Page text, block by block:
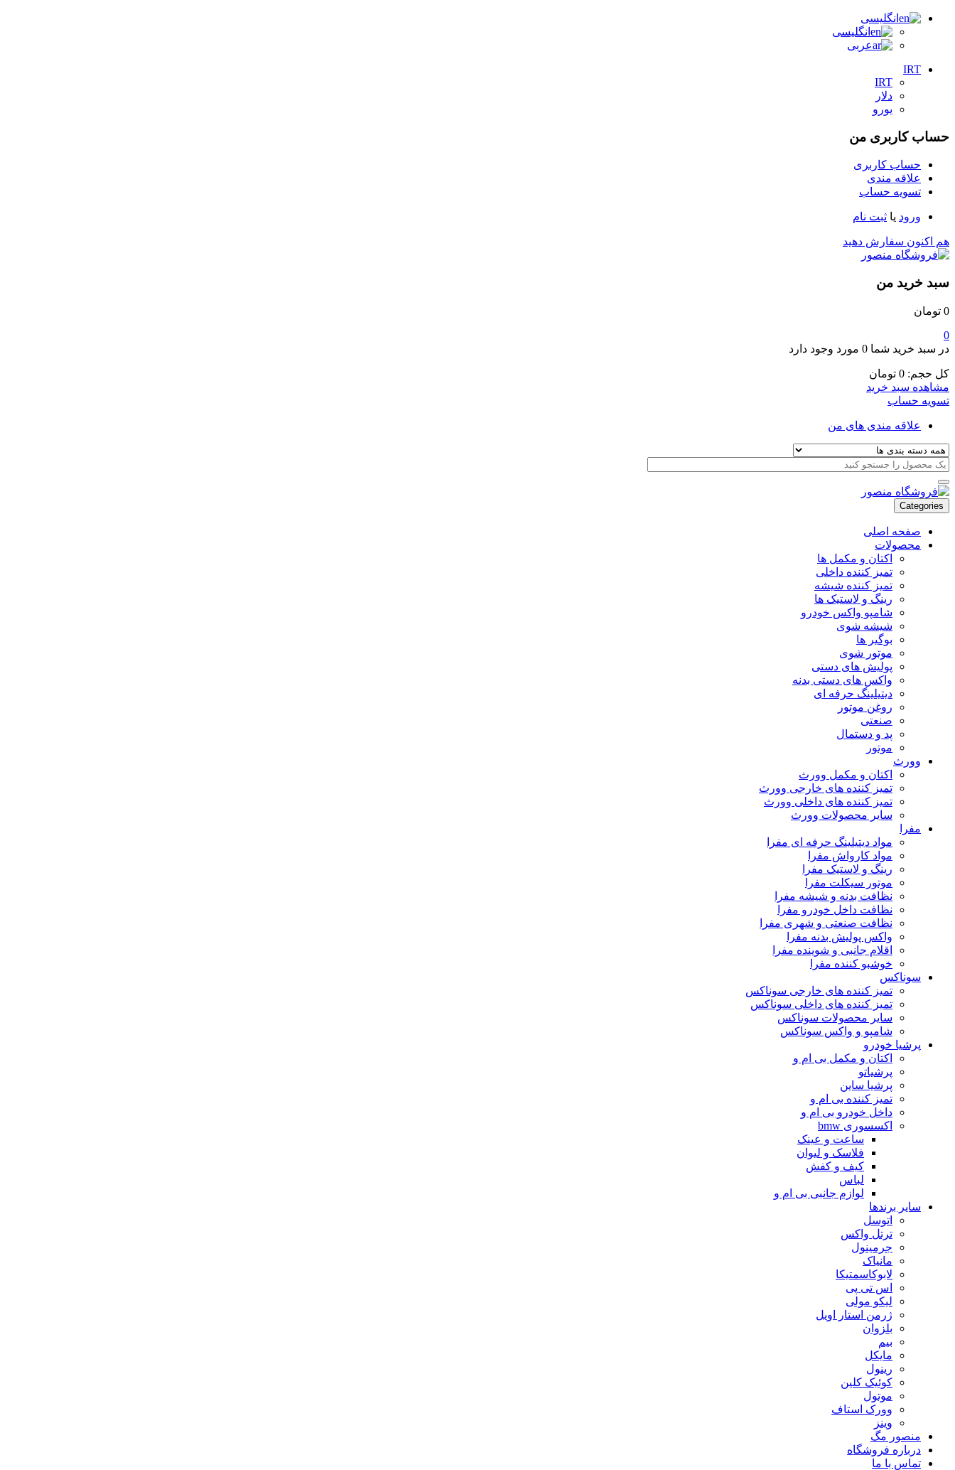
انگلیسی
انگلیسی
عربی
IRT
IRT
دلار
یورو
حساب کاربری من
حساب کاربری
علاقه مندی
تسویه حساب
ورود یا ثبت نام
هم اکنون سفارش دهید
سبد خرید من
0 تومان
0
در سبد خرید شما 0 مورد وجود دارد
کل حجم: 0 تومان
مشاهده سبد خرید
تسویه حساب
علاقه مندی های من
Categories
صفحه اصلی
محصولات
اکتان و مکمل ها
تمیز کننده داخلی
تمیز کننده شیشه
رینگ و لاستیک ها
شامپو واکس خودرو
شیشه شوی
بوگیر ها
موتور شوی
پولیش های دستی
واکس های دستی بدنه
دیتیلینگ حرفه ای
روغن موتور
صنعتی
پد و دستمال
موتور
وورث
اکتان و مکمل وورث
تمیز کننده های خارجی وورث
تمیز کننده های داخلی وورث
سایر محصولات وورث
مفرا
مواد دیتیلینگ حرفه ای مفرا
مواد کارواش مفرا
رینگ و لاستیک مفرا
موتور سیکلت مفرا
نظافت بدنه و شیشه مفرا
نظافت داخل خودرو مفرا
نظافت صنعتی و شهری مفرا
واکس پولیش بدنه مفرا
اقلام جانبی و شوینده مفرا
خوشبو کننده مفرا
سوناکس
تمیز کننده های خارجی سوناکس
تمیز کننده های داخلی سوناکس
سایر محصولات سوناکس
شامپو و واکس سوناکس
پرشیا خودرو
اکتان و مکمل بی ام و
پرشیاتو
پرشیا ساین
تمیز کننده بی ام و
داخل خودرو بی ام و
اکسسوری bmw
ساعت و عینک
فلاسک و لیوان
کیف و کفش
لباس
لوازم جانبی بی ام و
سایر برندها
اتوسل
ترتل واکس
جرمینول
مانیاک
لابوکاسمتیکا
اس تی پی
لیکو مولی
ژرمن استار اویل
بلزوان
بیم
مایکل
رینول
کوئیک کلین
موتول
وورک استاف
وینز
منصور مگ
درباره فروشگاه
تماس با ما